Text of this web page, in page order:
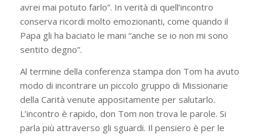
avrei mai potuto farlo”. In verità di quell’incontro
conserva ricordi molto emozionanti, come quando il
Papa gli ha baciato le mani “anche se io non mi sono
sentito degno”.
Al termine della conferenza stampa don Tom ha avuto
modo di incontrare un piccolo gruppo di Missionarie
della Carità venute appositamente per salutarlo.
L’incontro è rapido, don Tom non trova le parole. Si
parla più attraverso gli sguardi. Il pensiero è per le